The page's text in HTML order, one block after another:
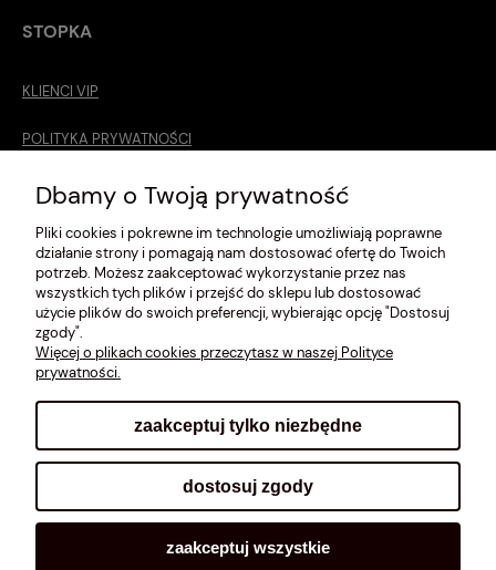
STOPKA
KLIENCI VIP
POLITYKA PRYWATNOŚCI
O MNIE
ROZMIARÓWKA [cm]
REGULAMIN
METODY PŁATNOŚCI
Sklep internetowy Shoplo.pl, powered byShoper.
Dbamy o Twoją prywatność
Pliki cookies i pokrewne im technologie umożliwiają poprawne
działanie strony i pomagają nam dostosować ofertę do Twoich
potrzeb. Możesz zaakceptować wykorzystanie przez nas
wszystkich tych plików i przejść do sklepu lub dostosować
użycie plików do swoich preferencji, wybierając opcję "Dostosuj
zgody".
Więcej o plikach cookies przeczytasz w naszej Polityce
prywatności.
zaakceptuj tylko niezbędne
dostosuj zgody
zaakceptuj wszystkie